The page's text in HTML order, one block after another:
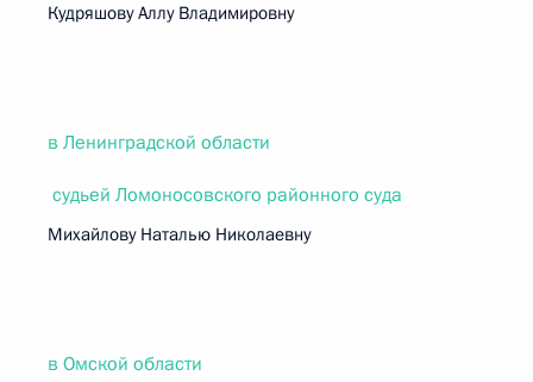
Кудряшову Аллу Владимировну
в Ленинградской области
судьей Ломоносовского районного суда
Михайлову Наталью Николаевну
в Омской области